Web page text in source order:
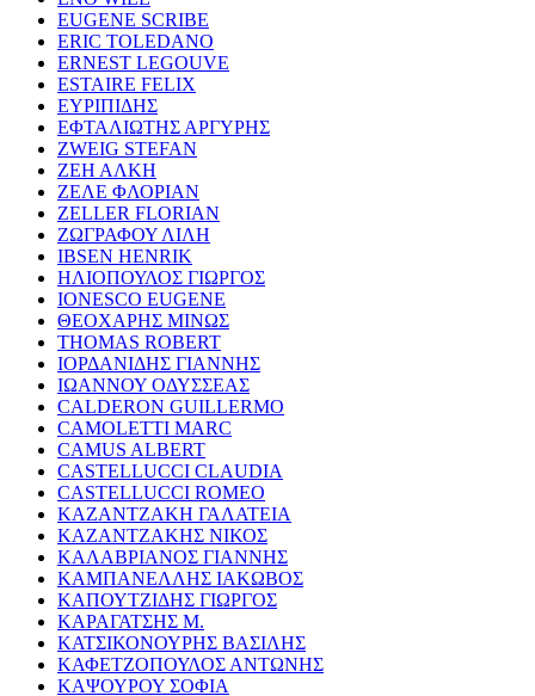
EUGENE SCRIBE
ERIC TOLEDANO
ERNEST LEGOUVE
ESTAIRE FELIX
ΕΥΡΙΠΙΔΗΣ
ΕΦΤΑΛΙΩΤΗΣ ΑΡΓΥΡΗΣ
ZWEIG STEFAN
ΖΕΗ ΑΛΚΗ
ΖΕΛΕ ΦΛΟΡΙΑΝ
ZELLER FLORIAN
ΖΩΓΡΑΦΟΥ ΛΙΛΗ
IBSEN HENRIK
ΗΛΙΟΠΟΥΛΟΣ ΓΙΩΡΓΟΣ
IONESCO EUGENE
ΘΕΟΧΑΡΗΣ ΜΙΝΩΣ
THOMAS ROBERT
ΙΟΡΔΑΝΙΔΗΣ ΓΙΑΝΝΗΣ
ΙΩΑΝΝΟΥ ΟΔΥΣΣΕΑΣ
CALDERON GUILLERMO
CAMOLETTI MARC
CAMUS ALBERT
CASTELLUCCI CLAUDIA
CASTELLUCCI ROMEO
ΚΑΖΑΝΤΖΑΚΗ ΓΑΛΑΤΕΙΑ
ΚΑΖΑΝΤΖΑΚΗΣ ΝΙΚΟΣ
ΚΑΛΑΒΡΙΑΝΟΣ ΓΙΑΝΝΗΣ
ΚΑΜΠΑΝΕΛΛΗΣ ΙΑΚΩΒΟΣ
ΚΑΠΟΥΤΖΙΔΗΣ ΓΙΩΡΓΟΣ
ΚΑΡΑΓΑΤΣΗΣ Μ.
ΚΑΤΣΙΚΟΝΟΥΡΗΣ ΒΑΣΙΛΗΣ
ΚΑΦΕΤΖΟΠΟΥΛΟΣ ΑΝΤΩΝΗΣ
ΚΑΨΟΥΡΟΥ ΣΟΦΙΑ